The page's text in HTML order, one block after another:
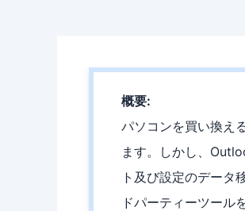
概要:
パソコンを買い換え
ます。しかし、
ト及び設定のデー
ドパーティーツール